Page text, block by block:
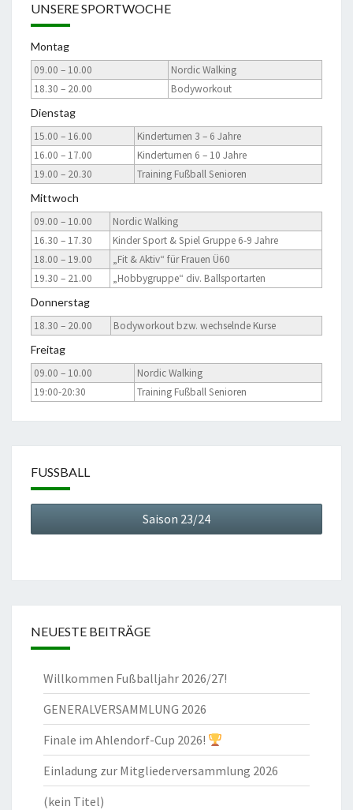
UNSERE SPORTWOCHE
Montag
09.00 – 10.00
Nordic Walking
18.30 – 20.00
Bodyworkout
Dienstag
15.00 – 16.00
Kinderturnen 3 – 6 Jahre
16.00 – 17.00
Kinderturnen 6 – 10 Jahre
19.00 – 20.30
Training Fußball Senioren
Mittwoch
09.00 – 10.00
Nordic Walking
16.30 – 17.30
Kinder Sport & Spiel Gruppe 6-9 Jahre
18.00 – 19.00
„Fit & Aktiv“ für Frauen Ü60
19.30 – 21.00
„Hobbygruppe“ div. Ballsportarten
Donnerstag
18.30 – 20.00
Bodyworkout bzw. wechselnde Kurse
Freitag
09.00 – 10.00
Nordic Walking
19:00-20:30
Training Fußball Senioren
FUSSBALL
Saison 23/24
NEUESTE BEITRÄGE
Willkommen Fußballjahr 2026/27!
GENERALVERSAMMLUNG 2026
Finale im Ahlendorf-Cup 2026!
Einladung zur Mitgliederversammlung 2026
(kein Titel)